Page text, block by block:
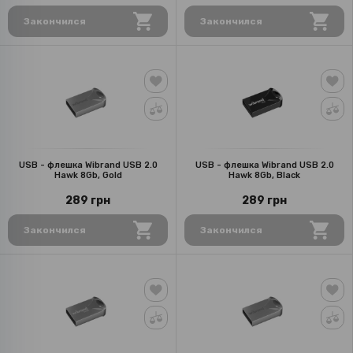
Закончился Закончился
USB - флешка Wibrand USB 2.0
Hawk 8Gb, Gold
289 грн
Закончился
USB - флешка Wibrand USB 2.0
Hawk 8Gb, Black
289 грн
Закончился